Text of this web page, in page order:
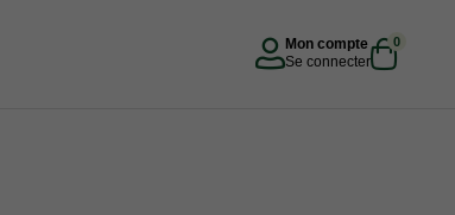
Mon compte
Se connecter
0